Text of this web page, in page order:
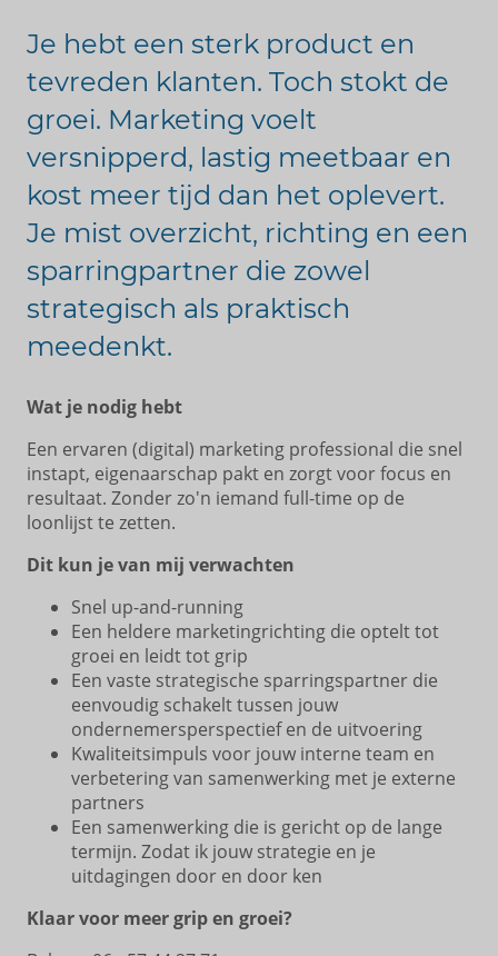
Je hebt een sterk product en
tevreden klanten. Toch stokt de
groei. Marketing voelt
versnipperd, lastig meetbaar en
kost meer tijd dan het oplevert.
Je mist overzicht, richting en een
sparringpartner die zowel
strategisch als praktisch
meedenkt.
Wat je nodig hebt
Een ervaren (digital) marketing professional die snel
instapt, eigenaarschap pakt en zorgt voor focus en
resultaat. Zonder zo'n iemand full-time op de
loonlijst te zetten.
Dit kun je van mij verwachten
Snel up-and-running
Een heldere marketingrichting die optelt tot
groei en leidt tot grip
Een vaste strategische sparringspartner die
eenvoudig schakelt tussen jouw
ondernemersperspectief en de uitvoering
Kwaliteitsimpuls voor jouw interne team en
verbetering van samenwerking met je externe
partners
Een samenwerking die is gericht op de lange
termijn. Zodat ik jouw strategie en je
uitdagingen door en door ken
Klaar voor meer grip en groei?